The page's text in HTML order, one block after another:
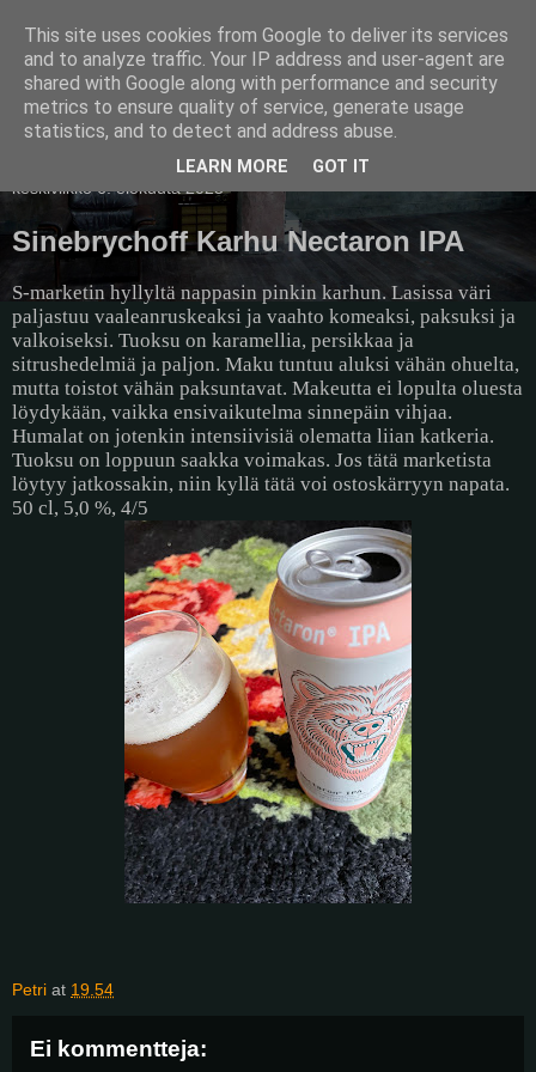
Pullollinen
keskiviikko 6. elokuuta 2025
Sinebrychoff Karhu Nectaron IPA
S-marketin hyllyltä nappasin pinkin karhun. Lasissa väri
paljastuu vaaleanruskeaksi ja vaahto komeaksi, paksuksi ja
valkoiseksi. Tuoksu on karamellia, persikkaa ja
sitrushedelmiä ja paljon. Maku tuntuu aluksi vähän ohuelta,
mutta toistot vähän paksuntavat. Makeutta ei lopulta oluesta
löydykään, vaikka ensivaikutelma sinnepäin vihjaa.
Humalat on jotenkin intensiivisiä olematta liian katkeria.
Tuoksu on loppuun saakka voimakas. Jos tätä marketista
löytyy jatkossakin, niin kyllä tätä voi ostoskärryyn napata.
50 cl, 5,0 %, 4/5
Petri at 19.54
Ei kommentteja:
This site uses cookies from Google to deliver its services
and to analyze traffic. Your IP address and user-agent are
shared with Google along with performance and security
metrics to ensure quality of service, generate usage
statistics, and to detect and address abuse.
LEARN MORE GOT IT